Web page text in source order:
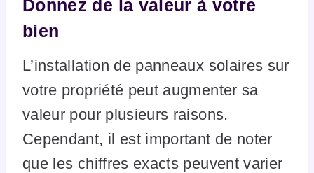
Donnez de la valeur à votre
bien
L’installation de panneaux solaires sur
votre propriété peut augmenter sa
valeur pour plusieurs raisons.
Cependant, il est important de noter
que les chiffres exacts peuvent varier